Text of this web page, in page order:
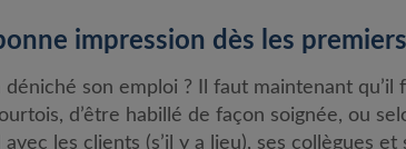
impression dès les
son emploi ? Il faut maintenant qu’il
d’être habillé de façon soignée, ou
les clients (s’il y a lieu), ses collègues